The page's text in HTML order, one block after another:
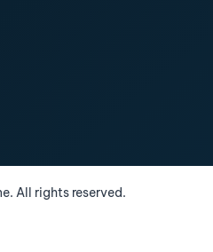
All rights reserved.